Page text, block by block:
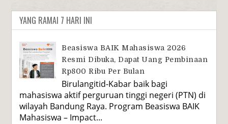
YANG RAMAI 7 HARI INI
Beasiswa BAIK Mahasiswa 2026
Resmi Dibuka, Dapat Uang Pembinaan
Rp800 Ribu Per Bulan
Birulangitid-Kabar baik bagi
mahasiswa aktif perguruan tinggi negeri (PTN) di
wilayah Bandung Raya. Program Beasiswa BAIK
Mahasiswa – Impact...